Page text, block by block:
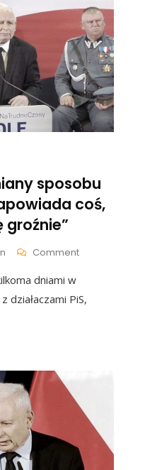
Korwin-
Mikke
Ustępuje
Z
Funkcji
Prezesa
sposobu
coś,
CommentOn
Zmiany
Sposobu
Naprawdę
Groźnie”
dniami w
działaczami PiS,